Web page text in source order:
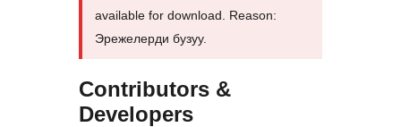
available for download. Reason:
Эрежелерди бузуу.
Contributors &
Developers